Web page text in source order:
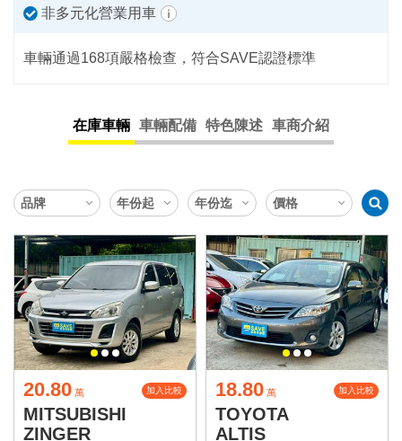
非多元化營業用車
車輛通過168項嚴格檢查，符合SAVE認證標準
在庫車輛 車輛配備 特色陳述 車商介紹
20.80 萬 加入比較
MITSUBISHI
ZINGER
18.80 萬 加入比較
TOYOTA
ALTIS